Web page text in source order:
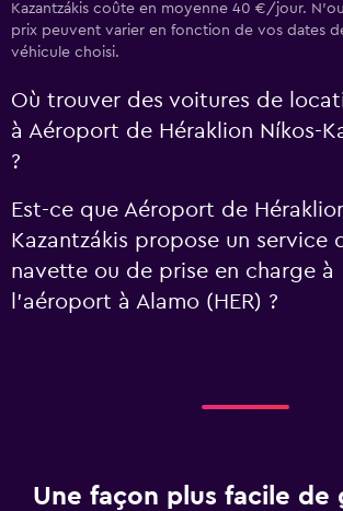
Kazantzákis coûte en moyenne 40 €/jour.
prix peuvent varier en fonction de vos dates
véhicule choisi.
Où trouver des voitures de
à Aéroport de Héraklion Níkos-
?
Est-ce que Aéroport de
Kazantzákis propose un service
navette ou de prise en charge à
l’aéroport à Alamo (HER) ?
Une façon plus facile de